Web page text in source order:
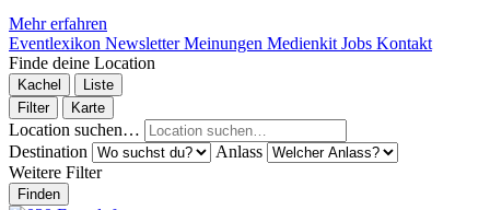
Mehr erfahren
Eventlexikon NewsletterMeinungen Medienkit Jobs Kontakt
Finde deine Location
Kachel
Liste
Filter
Karte
Location suchen…
Destination
Anlass
Weitere Filter
Finden